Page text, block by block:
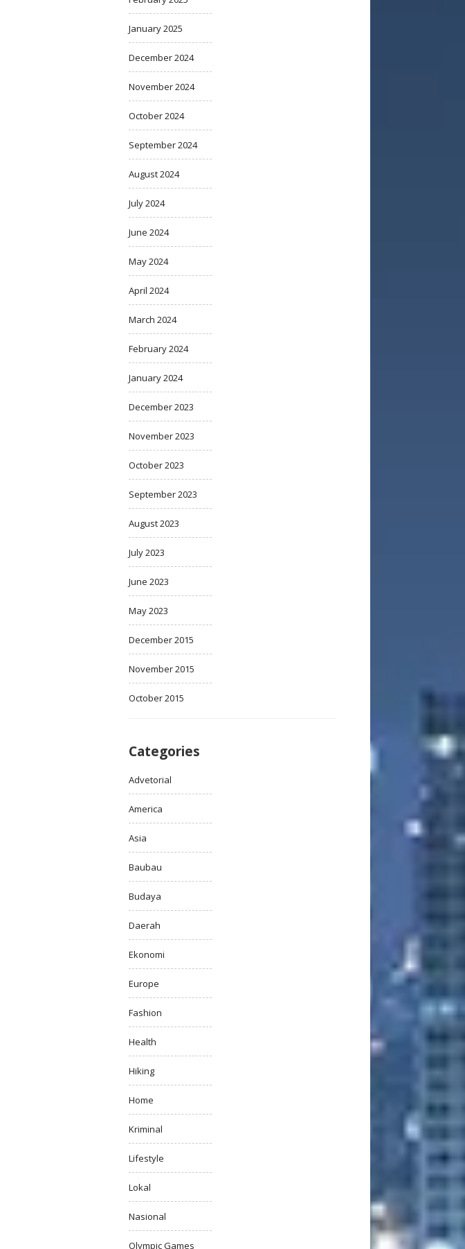
January 2025
December 2024
November 2024
October 2024
September 2024
August 2024
July 2024
June 2024
May 2024
April 2024
March 2024
February 2024
January 2024
December 2023
November 2023
October 2023
September 2023
August 2023
July 2023
June 2023
May 2023
December 2015
November 2015
October 2015
Categories
Advetorial
America
Asia
Baubau
Budaya
Daerah
Ekonomi
Europe
Fashion
Health
Hiking
Home
Kriminal
Lifestyle
Lokal
Nasional
Olympic Games